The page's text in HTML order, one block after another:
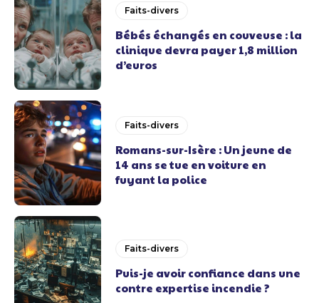
Faits-divers
Bébés échangés en couveuse : la
clinique devra payer 1,8 million
d’euros
Faits-divers
Romans-sur-Isère : Un jeune de
14 ans se tue en voiture en
fuyant la police
Faits-divers
Puis-je avoir confiance dans une
contre expertise incendie ?